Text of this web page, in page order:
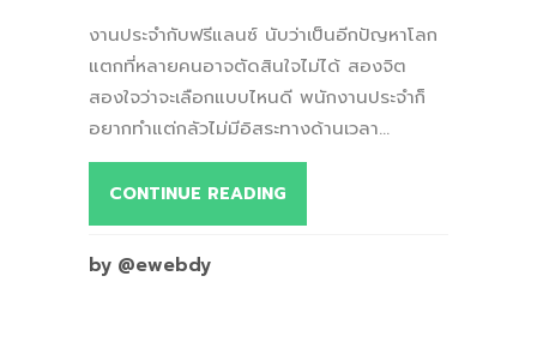
งานประจำกับฟรีแลนซ์ นับว่าเป็นอีกปัญหาโลก
แตกที่หลายคนอาจตัดสินใจไม่ได้ สองจิต
สองใจว่าจะเลือกแบบไหนดี พนักงานประจำก็
อยากทำแต่กลัวไม่มีอิสระทางด้านเวลา...
CONTINUE READING
by @ewebdy